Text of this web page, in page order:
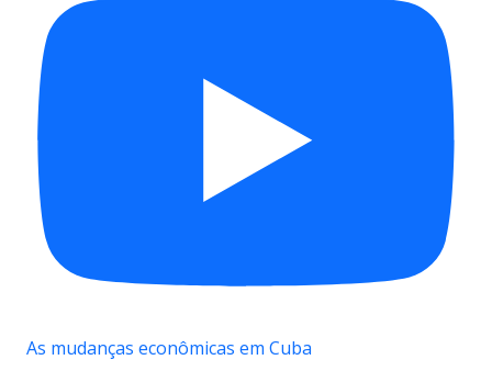
As mudanças econômicas em Cuba